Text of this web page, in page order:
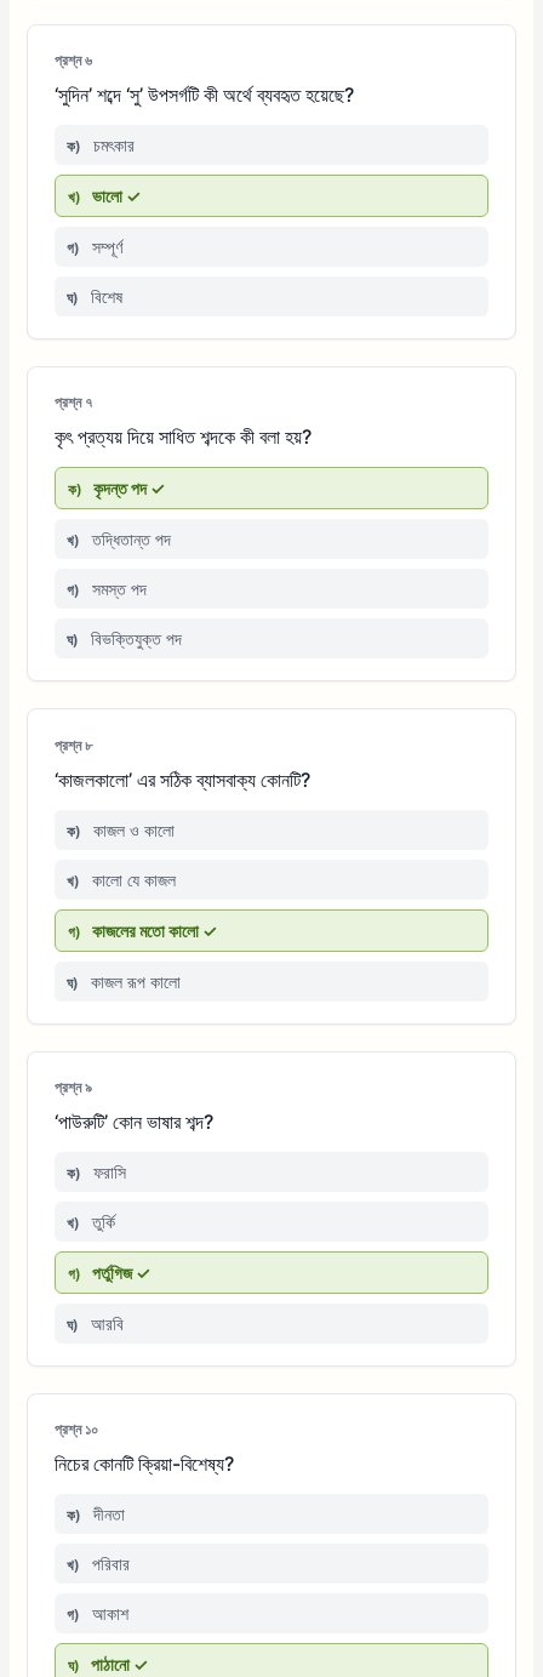
প্রশ্ন ৬
‘সুদিন’ শব্দে ‘সু’ উপসর্গটি কী অর্থে ব্যবহৃত হয়েছে?
ক) চমৎকার
খ) ভালো ✓
গ) সম্পূর্ণ
ঘ) বিশেষ
প্রশ্ন ৭
কৃৎ প্রত্যয় দিয়ে সাধিত শব্দকে কী বলা হয়?
ক) কৃদন্ত পদ ✓
খ) তদ্ধিতান্ত পদ
গ) সমস্ত পদ
ঘ) বিভক্তিযুক্ত পদ
প্রশ্ন ৮
‘কাজলকালো’ এর সঠিক ব্যাসবাক্য কোনটি?
ক) কাজল ও কালো
খ) কালো যে কাজল
গ) কাজলের মতো কালো ✓
ঘ) কাজল রূপ কালো
প্রশ্ন ৯
‘পাউরুটি’ কোন ভাষার শব্দ?
ক) ফরাসি
খ) তুর্কি
গ) পর্তুগিজ ✓
ঘ) আরবি
প্রশ্ন ১০
নিচের কোনটি ক্রিয়া-বিশেষ্য?
ক) দীনতা
খ) পরিবার
গ) আকাশ
ঘ) পাঠানো ✓